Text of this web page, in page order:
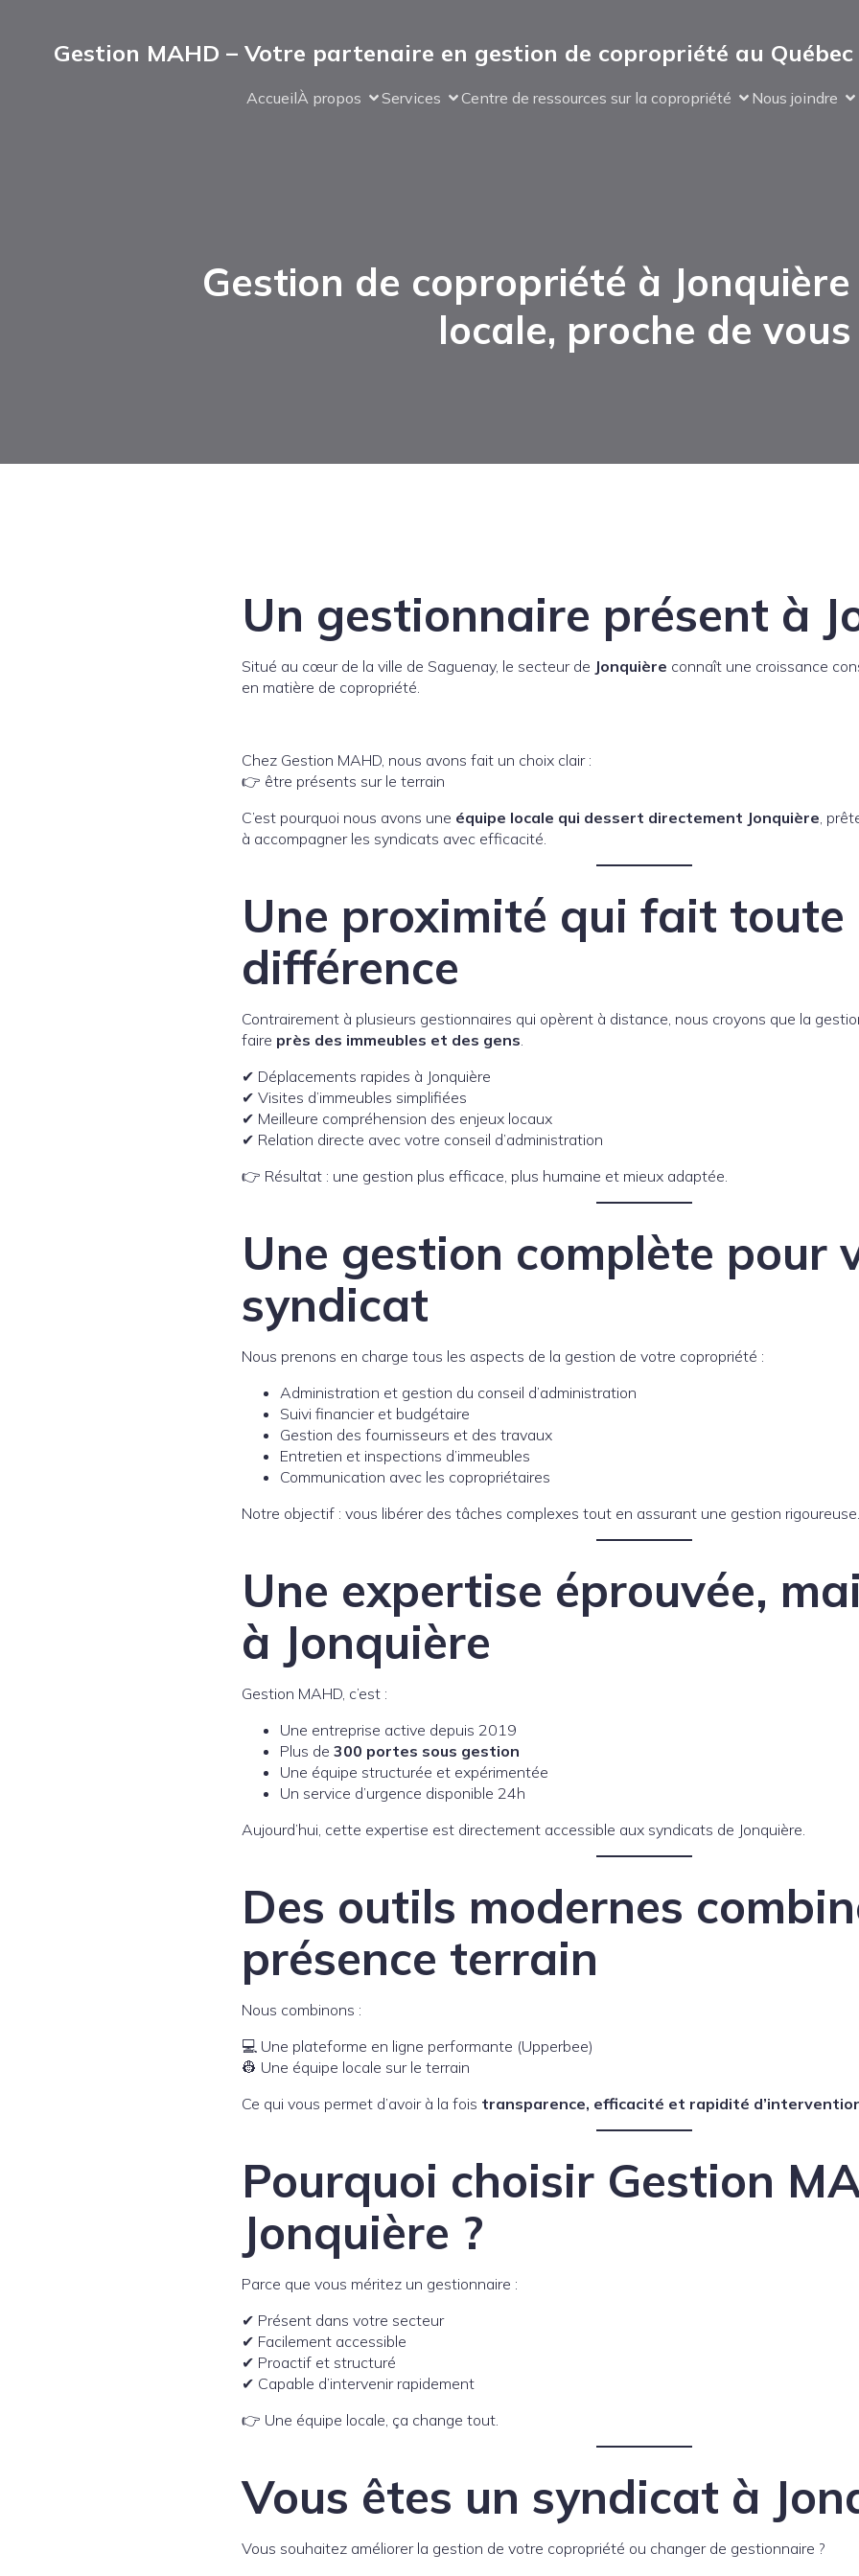
Gestion MAHD – Votre partenaire en gestion de copropriété au Québec
AccueilÀ propos Services Centre de ressources sur la copropriété Nous joindre
Gestion de copropriété à
locale, proche de vous
Un gestionnaire présent à
Situé au cœur de la ville de Saguenay, le secteur de Jonquière connaît une croissance
en matière de copropriété.
Chez Gestion MAHD, nous avons fait un choix clair :
👉 être présents sur le terrain
C’est pourquoi nous avons une équipe locale qui dessert directement Jonquière,
à accompagner les syndicats avec efficacité.
Une proximité qui fait toute
différence
Contrairement à plusieurs gestionnaires qui opèrent à distance, nous croyons que la
faire près des immeubles et des gens.
✔ Déplacements rapides à Jonquière
✔ Visites d’immeubles simplifiées
✔ Meilleure compréhension des enjeux locaux
✔ Relation directe avec votre conseil d’administration
👉 Résultat : une gestion plus efficace, plus humaine et mieux adaptée.
Une gestion complète pour
syndicat
Nous prenons en charge tous les aspects de la gestion de votre copropriété :
Administration et gestion du conseil d’administration
Suivi financier et budgétaire
Gestion des fournisseurs et des travaux
Entretien et inspections d’immeubles
Communication avec les copropriétaires
Notre objectif : vous libérer des tâches complexes tout en assurant une gestion rigoureuse.
Une expertise éprouvée,
à Jonquière
Gestion MAHD, c’est :
Une entreprise active depuis 2019
Plus de 300 portes sous gestion
Une équipe structurée et expérimentée
Un service d’urgence disponible 24h
Aujourd’hui, cette expertise est directement accessible aux syndicats de Jonquière.
Des outils modernes
présence terrain
Nous combinons :
💻 Une plateforme en ligne performante (Upperbee)
👷 Une équipe locale sur le terrain
Ce qui vous permet d’avoir à la fois transparence, efficacité et rapidité
Pourquoi choisir Gestion
Jonquière ?
Parce que vous méritez un gestionnaire :
✔ Présent dans votre secteur
✔ Facilement accessible
✔ Proactif et structuré
✔ Capable d’intervenir rapidement
👉 Une équipe locale, ça change tout.
Vous êtes un syndicat à
Vous souhaitez améliorer la gestion de votre copropriété ou changer de gestionnaire ?